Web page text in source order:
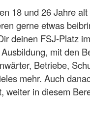
18 und 26 Jahre alt
gerne etwas
deinen FSJ-Platz
mit den
Betriebe,
mehr. Auch
weiter in diesem